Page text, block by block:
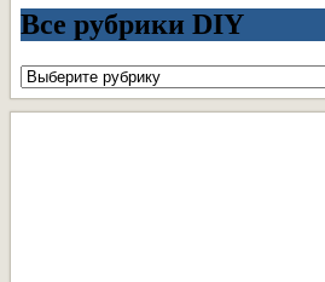
Все рубрики DIY
Все
рубрики
DIY